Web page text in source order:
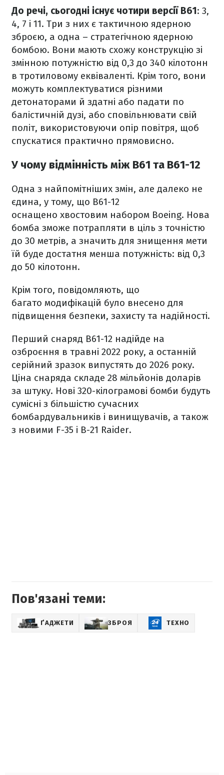
До речі, сьогодні існує чотири версії B61: 3,
4, 7 і 11. Три з них є тактичною ядерною
зброєю, а одна – стратегічною ядерною
бомбою. Вони мають схожу конструкцію зі
змінною потужністю від 0,3 до 340 кілотонн
в тротиловому еквіваленті. Крім того, вони
можуть комплектуватися різними
детонаторами й здатні або падати по
балістичній дузі, або сповільнювати свій
політ, використовуючи опір повітря, щоб
спускатися практично прямовисно.
У чому відмінність між B61 та B61-12
Одна з найпомітніших змін, але далеко не
єдина, у тому, що B61-12
оснащено хвостовим набором Boeing. Нова
бомба зможе потрапляти в ціль з точністю
до 30 метрів, а значить для знищення мети
їй буде достатня менша потужність: від 0,3
до 50 кілотонн.
Крім того, повідомляють, що
багато модифікацій було внесено для
підвищення безпеки, захисту та надійності.
Перший снаряд B61-12 надійде на
озброєння в травні 2022 року, а останній
серійний зразок випустять до 2026 року.
Ціна снаряда складе 28 мільйонів доларів
за штуку. Нові 320-кілограмові бомби будуть
сумісні з більшістю сучасних
бомбардувальників і винищувачів, а також
з новими F-35 і B-21 Raider.
Пов'язані теми:
ҐАДЖЕТИ ЗБРОЯ ТЕХНО